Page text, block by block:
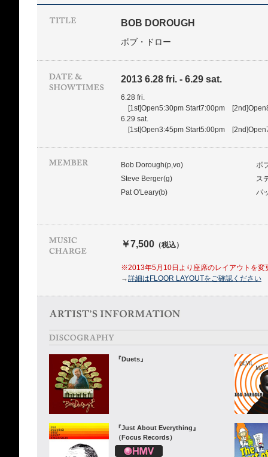
BOB DOROUGH
ボブ・ドロー
2013 6.28 fri. - 6.29 sat.
6.28 fri.
[1st]Open5:30pm Start7:00pm
6.29 sat.
[1st]Open3:45pm Start5:00pm
Bob Dorough(p,vo)
ボ
Steve Berger(g)
ス
Pat O'Leary(b)
パ
￥7,500 （税込）
※2013年5月10日より座席のレイアウトを変
→詳細はFLOOR LAYOUTをご確認ください
『Duets』
『Just About Everything』
（Focus Records）